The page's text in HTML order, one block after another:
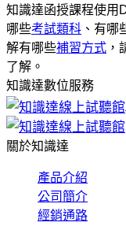
知識達函授課程使用
哪些考試類科 、有哪
解有哪些補習方式 ，
了解。
知識達數位服務
關於知識達
產品介紹
公司簡介
經銷通路